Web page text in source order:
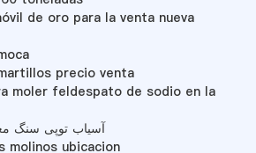
de oro para la venta nueva
precio venta
moler feldespato de sodio en la
آسیاب توپی سنگ
molinos ubicacion